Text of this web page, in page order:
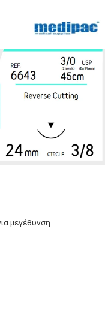
μεγέθυνση